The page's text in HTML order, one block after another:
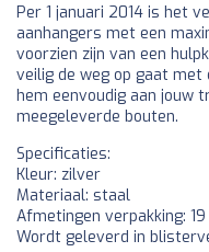
Per 1 januari 2014 is het
aanhangers met een
voorzien zijn van een
veilig de weg op gaat met
hem eenvoudig aan jouw
meegeleverde bouten.
Specificaties:
Kleur: zilver
Materiaal: staal
Afmetingen verpakking: 19
Wordt geleverd in